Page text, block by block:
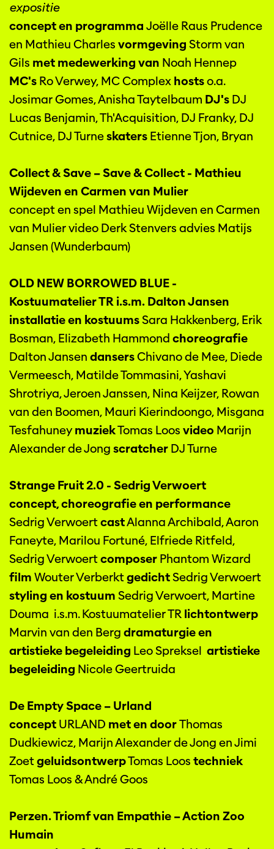
expositie
concept en programma Joëlle Raus Prudence
en Mathieu Charles vormgeving Storm van
Gils met medewerking van Noah Hennep
MC's Ro Verwey, MC Complex hostso.a.
Josimar Gomes, Anisha Taytelbaum DJ's DJ
Lucas Benjamin, Th'Acquisition, DJ Franky, DJ
Cutnice, DJ Turneskaters Etienne Tjon, Bryan
Collect & Save – Save & Collect - Mathieu
Wijdeven en Carmen van Mulier
concept en spel Mathieu Wijdeven en Carmen
van Mulier video Derk Stenvers advies Matijs
Jansen (Wunderbaum)
OLD NEW BORROWED BLUE -
Kostuumatelier TR i.s.m. Dalton Jansen
installatie en kostuumsSara Hakkenberg, Erik
Bosman, Elizabeth Hammond choreografie
Dalton Jansen dansersChivano de Mee, Diede
Vermeesch, Matilde Tommasini, Yashavi
Shrotriya, Jeroen Janssen, Nina Keijzer, Rowan
van den Boomen, Mauri Kierindoongo, Misgana
TesfahuneymuziekTomas Loos video Marijn
Alexander de Jong scratcher DJ Turne
Strange Fruit 2.0 - Sedrig Verwoert
concept, choreografie en performance
Sedrig VerwoertcastAlanna Archibald, Aaron
Faneyte, Marilou Fortuné, Elfriede Ritfeld,
Sedrig Verwoertcomposer Phantom Wizard
film Wouter VerberktgedichtSedrig Verwoert
styling en kostuum Sedrig Verwoert, Martine
Douma i.s.m. Kostuumatelier TR lichtontwerp
Marvin van den Berg dramaturgie en
artistieke begeleiding Leo Spreksel artistieke
begeleiding Nicole Geertruida
De Empty Space – Urland
concept URLAND met en doorThomas
Dudkiewicz, Marijn Alexander de Jong en Jimi
ZoetgeluidsontwerpTomas Loos techniek
Tomas Loos & André Goos
Perzen. Triomf van Empathie – Action Zoo
Humain